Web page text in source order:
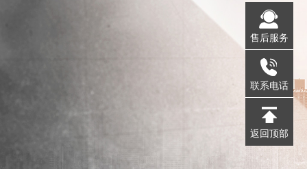
售后服务
联系电话
返回顶部